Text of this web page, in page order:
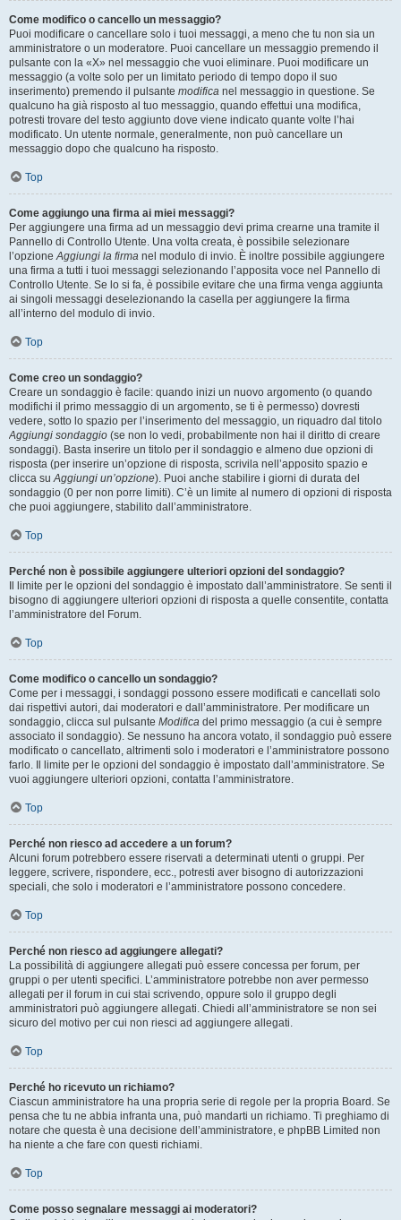
Come modifico o cancello un messaggio?
Puoi modificare o cancellare solo i tuoi messaggi, a meno che tu non sia un
amministratore o un moderatore. Puoi cancellare un messaggio premendo il
pulsante con la «X» nel messaggio che vuoi eliminare. Puoi modificare un
messaggio (a volte solo per un limitato periodo di tempo dopo il suo
inserimento) premendo il pulsante modifica nel messaggio in questione. Se
qualcuno ha già risposto al tuo messaggio, quando effettui una modifica,
potresti trovare del testo aggiunto dove viene indicato quante volte l’hai
modificato. Un utente normale, generalmente, non può cancellare un
messaggio dopo che qualcuno ha risposto.
Top
Come aggiungo una firma ai miei messaggi?
Per aggiungere una firma ad un messaggio devi prima crearne una tramite il
Pannello di Controllo Utente. Una volta creata, è possibile selezionare
l’opzioneAggiungi la firma nel modulo di invio. È inoltre possibile aggiungere
una firma a tutti i tuoi messaggi selezionando l’apposita voce nel Pannello di
Controllo Utente. Se lo si fa, è possibile evitare che una firma venga aggiunta
ai singoli messaggi deselezionando la casella per aggiungere la firma
all’interno del modulo di invio.
Top
Come creo un sondaggio?
Creare un sondaggio è facile: quando inizi un nuovo argomento (o quando
modifichi il primo messaggio di un argomento, se ti è permesso) dovresti
vedere, sotto lo spazio per l’inserimento del messaggio, un riquadro dal titolo
Aggiungi sondaggio (se non lo vedi, probabilmente non hai il diritto di creare
sondaggi). Basta inserire un titolo per il sondaggio e almeno due opzioni di
risposta (per inserire un’opzione di risposta, scrivila nell’apposito spazio e
clicca suAggiungi un’opzione). Puoi anche stabilire i giorni di durata del
sondaggio (0 per non porre limiti). C’è un limite al numero di opzioni di risposta
che puoi aggiungere, stabilito dall’amministratore.
Top
Perché non è possibile aggiungere ulteriori opzioni del sondaggio?
Il limite per le opzioni del sondaggio è impostato dall’amministratore. Se senti il
bisogno di aggiungere ulteriori opzioni di risposta a quelle consentite, contatta
l’amministratore del Forum.
Top
Come modifico o cancello un sondaggio?
Come per i messaggi, i sondaggi possono essere modificati e cancellati solo
dai rispettivi autori, dai moderatori e dall’amministratore. Per modificare un
sondaggio, clicca sul pulsante Modifica del primo messaggio (a cui è sempre
associato il sondaggio). Se nessuno ha ancora votato, il sondaggio può essere
modificato o cancellato, altrimenti solo i moderatori e l’amministratore possono
farlo. Il limite per le opzioni del sondaggio è impostato dall’amministratore. Se
vuoi aggiungere ulteriori opzioni, contatta l’amministratore.
Top
Perché non riesco ad accedere a un forum?
Alcuni forum potrebbero essere riservati a determinati utenti o gruppi. Per
leggere, scrivere, rispondere, ecc., potresti aver bisogno di autorizzazioni
speciali, che solo i moderatori e l’amministratore possono concedere.
Top
Perché non riesco ad aggiungere allegati?
La possibilità di aggiungere allegati può essere concessa per forum, per
gruppi o per utenti specifici. L’amministratore potrebbe non aver permesso
allegati per il forum in cui stai scrivendo, oppure solo il gruppo degli
amministratori può aggiungere allegati. Chiedi all’amministratore se non sei
sicuro del motivo per cui non riesci ad aggiungere allegati.
Top
Perché ho ricevuto un richiamo?
Ciascun amministratore ha una propria serie di regole per la propria Board. Se
pensa che tu ne abbia infranta una, può mandarti un richiamo. Ti preghiamo di
notare che questa è una decisione dell’amministratore, e phpBB Limited non
ha niente a che fare con questi richiami.
Top
Come posso segnalare messaggi ai moderatori?